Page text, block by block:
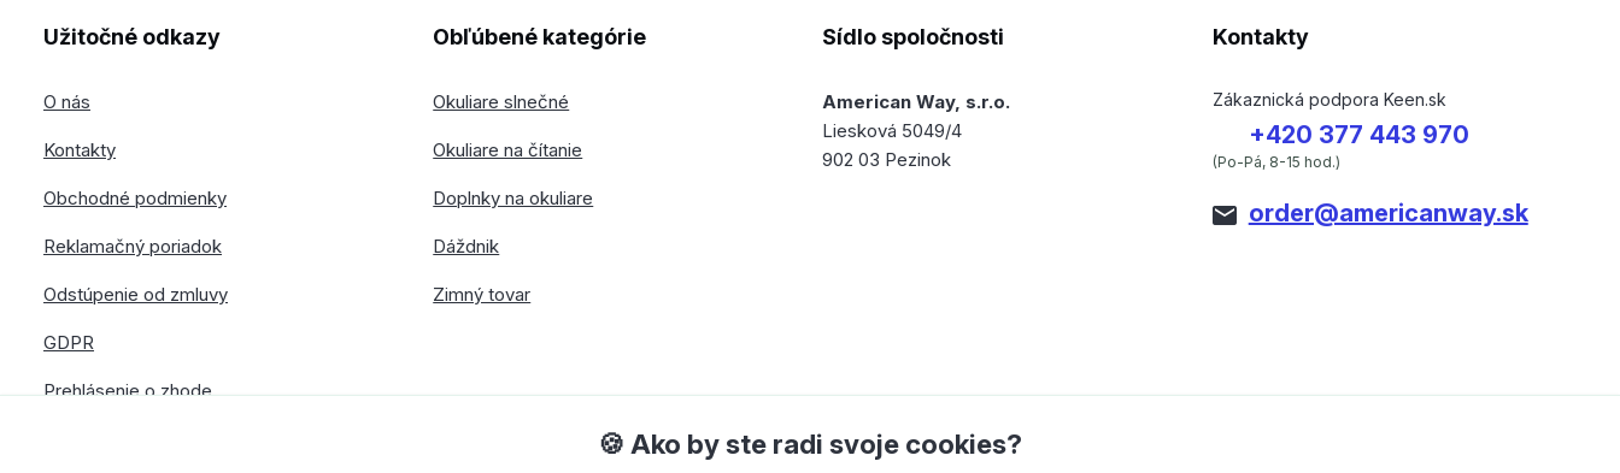
Užitočné odkazy
O nás
Kontakty
Obchodné podmienky
Reklamačný poriadok
Odstúpenie od zmluvy
GDPR
Prehlásenie o zhode
Obľúbené kategórie
Okuliare slnečné
Okuliare na čítanie
Doplnky na okuliare
Dáždnik
Zimný tovar
Sídlo spoločnosti
American Way, s.r.o.
Liesková 5049/4
902 03 Pezinok
Kontakty
Zákaznická podpora Keen.sk
+420 377 443 970
(Po-Pá, 8-15 hod.)
order@americanway.sk
🍪 Ako by ste radi svoje cookies?